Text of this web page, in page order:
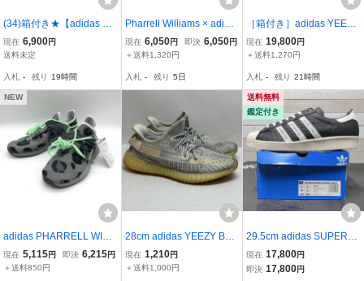
(34)箱付き★【adidas 】
スニーカー ローカットス
ニーカー YEEZY Boost 3
ール サイズ23cm 263023
92161
現在 6,900円
送料未定
入札 - 残り 19時間
Pharrell Williams × adida
s Tennis HU PK ファレ
ル・ウィリアムス × アデ
0cm BOX付き 中古品◆13
現在 6,050円 即決 6,050円
＋送料1,320円
入札 - 残り 5日
［箱付き］adidas YEEZY
BOOST 350 VS GW3774
27.0cm
現在 19,800円
＋送料1,270円
入札 - 残り 21時間
NEW
adidas PHARRELL WILLI
AMS スニーカー 新品同様
ID1531 ローカット シュ
現在 5,115円 即決 6,215円
＋送料850円
28cm adidas YEEZY BO
OST 350 V2 STATIC EF2
905 アディダス イージー
現在 1,210円
＋送料1,000円
送料無料
鑑定付き
29.5cm adidas SUPERST
AR 80s HUMAN MADE F
Y0729 アディダス スーパ
現在 17,800円
即決 17,800円